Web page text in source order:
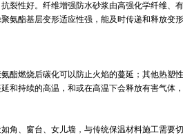
性好。纤维增强防水砂浆由高强化学纤维、
氨酯基层变形适应性强，能及时传递和释放变
燃烧后碳化可以防止火焰的蔓延；其他热塑
和持续的高温，和或在高温下会释放有害气体
、窗台、女儿墙，与传统保温材料施工需要